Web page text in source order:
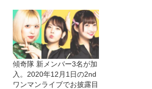
傾奇隊 新メンバー3名が加
入。2020年12月1日の2nd
ワンマンライブでお披露目